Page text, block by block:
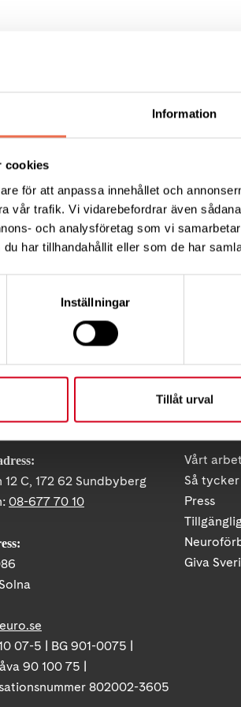
Information
cookies
för att anpassa innehållet och
vår trafik. Vi vidarebefordrar även
och analysföretag som vi
har tillhandahållit eller som de har
Inställningar
Tillåt urval
kan man komma för en enkel fika
på att träna med föreningens
om att ansvara för detta.
deltagare är så välkomna!
C, 172 62 Sundbyberg
08-677 70 10
07-5 | BG 901-0075 |
90 100 75 |
802002-3605
Vårt
Så tycker
Press
Giva